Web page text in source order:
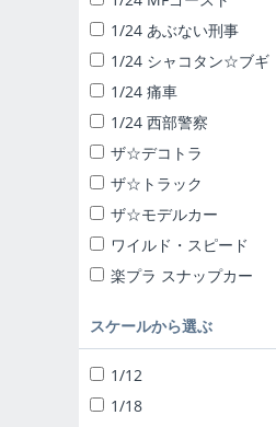
1/24 あぶない刑事
1/24 シャコタン☆ブギ
1/24 痛車
1/24 西部警察
ザ☆デコトラ
ザ☆トラック
ザ☆モデルカー
ワイルド・スピード
楽プラ スナップカー
ザ☆チューンドカー
ザ☆スナップキット
ザ☆スーパーカー
スケールから選ぶ
1/12
1/18